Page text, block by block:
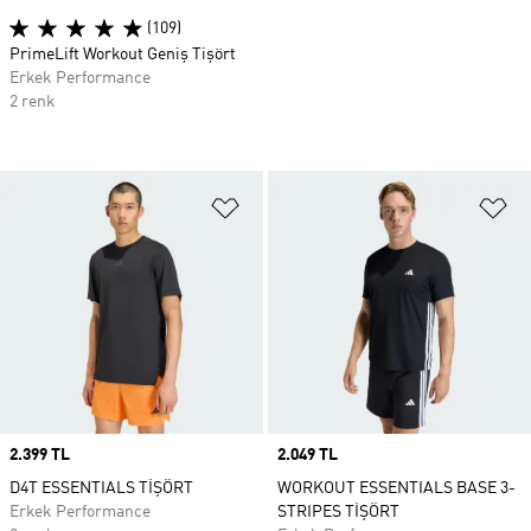
Favori Listesine Ekle
Price
2.399 TL
D4T ESSENTIALS TİŞÖRT
Erkek Performance
Price
2.049 TL
WORKOUT ESSENTIALS BASE 3-
STRIPES TİŞÖRT
(109)
PrimeLift Workout Geniş Tişört
Erkek Performance
2 renk